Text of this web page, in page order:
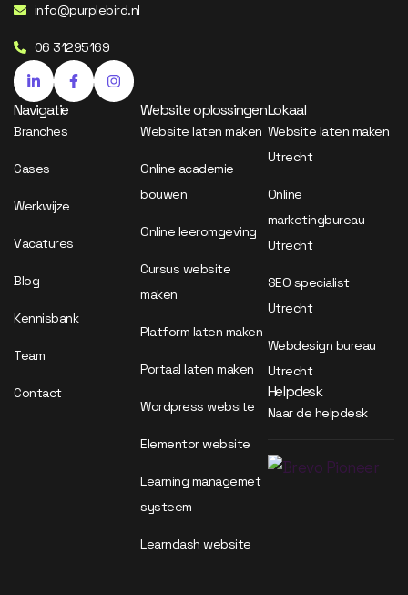
info@purplebird.nl
06 31295169
Navigatie
Branches
Cases
Werkwijze
Vacatures
Blog
Kennisbank
Team
Contact
Website oplossingen
Website laten maken
Online academie
bouwen
Online leeromgeving
Cursus website
maken
Platform laten maken
Portaal laten maken
Wordpress website
Elementor website
Learning managemet
systeem
Learndash website
Lokaal
Website laten maken
Utrecht
Online
marketingbureau
Utrecht
SEO specialist
Utrecht
Webdesign bureau
Utrecht
Helpdesk
Naar de helpdesk